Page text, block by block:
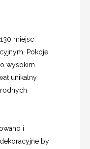
miejsc
Pokoje
wysokim
unikalny
i
by